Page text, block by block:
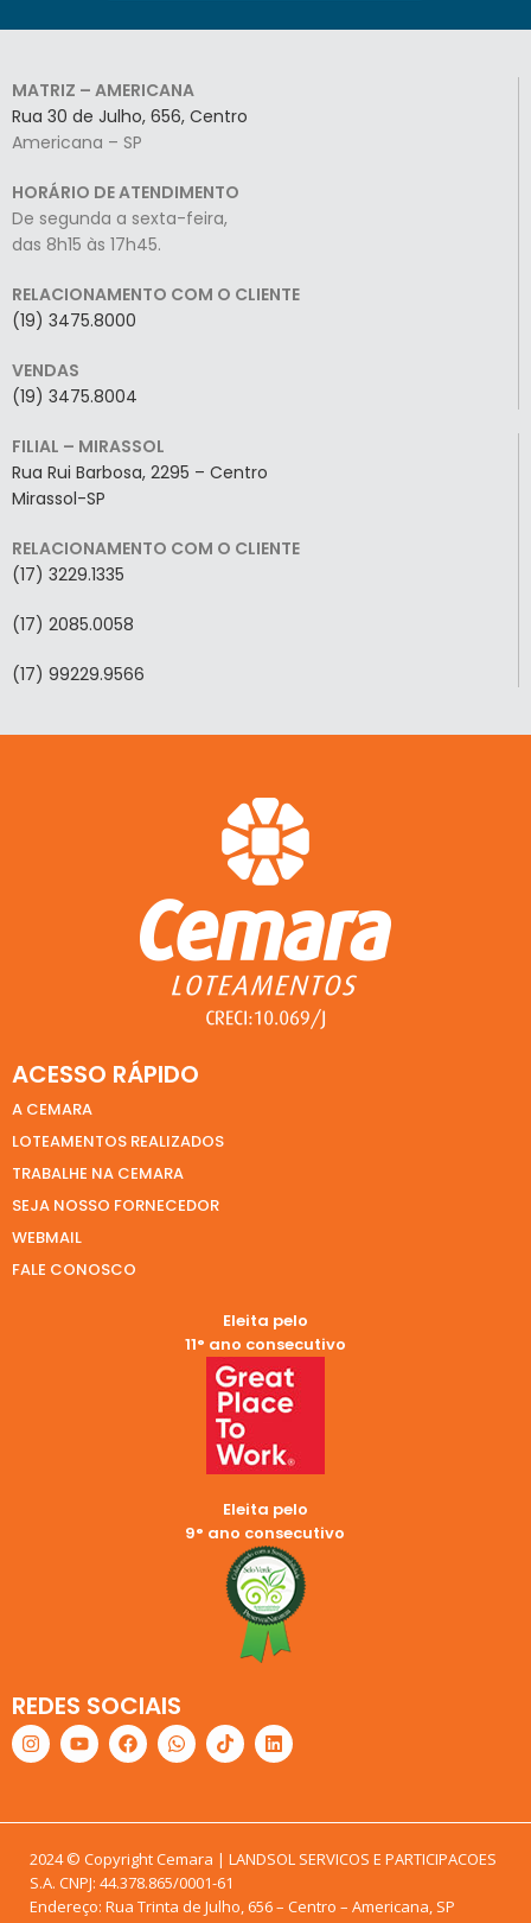
MATRIZ – AMERICANA
Rua 30 de Julho, 656, Centro
Americana – SP
HORÁRIO DE ATENDIMENTO
De segunda a sexta-feira,
das 8h15 às 17h45.
RELACIONAMENTO COM O CLIENTE
(19) 3475.8000
VENDAS
(19) 3475.8004
FILIAL – MIRASSOL
Rua Rui Barbosa, 2295 – Centro
Mirassol-SP
RELACIONAMENTO COM O CLIENTE
(17) 3229.1335
(17) 2085.0058
(17) 99229.9566
ACESSO RÁPIDO
A CEMARA
LOTEAMENTOS REALIZADOS
TRABALHE NA CEMARA
SEJA NOSSO FORNECEDOR
WEBMAIL
FALE CONOSCO
Eleita pelo
11° ano consecutivo
Eleita pelo
9° ano consecutivo
REDES SOCIAIS
2024 © Copyright Cemara | LANDSOL SERVICOS E PARTICIPACOES
S.A. CNPJ: 44.378.865/0001-61
Endereço: Rua Trinta de Julho, 656 – Centro – Americana, SP